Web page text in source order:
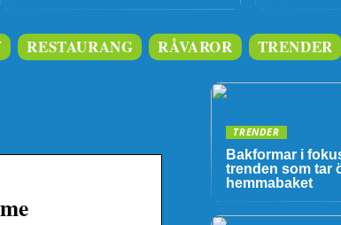
RESTAURANG RÅVAROR TRENDER
TRENDER
Bakformar i
trenden som tar
hemmabaket